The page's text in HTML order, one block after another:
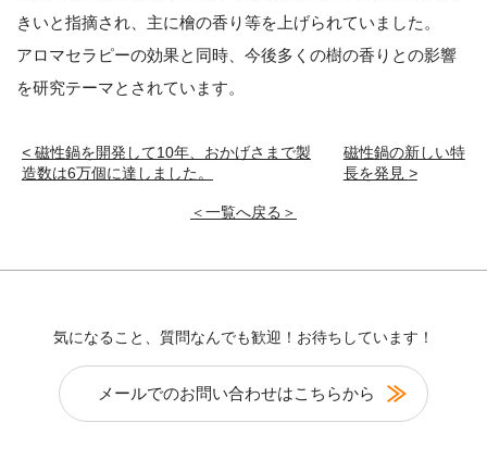
きいと指摘され、主に檜の香り等を上げられていました。
アロマセラピーの効果と同時、今後多くの樹の香りとの影響
を研究テーマとされています。
<磁性鍋を開発して10年、おかげさまで製
造数は6万個に達しました。
磁性鍋の新しい特
長を発見 >
＜一覧へ戻る＞
気になること、質問なんでも歓迎！お待ちしています！
メールでのお問い合わせはこちらから